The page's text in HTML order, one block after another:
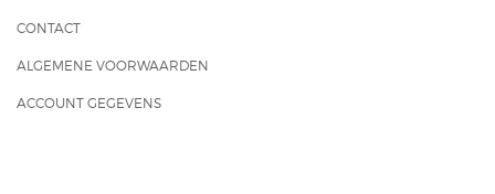
CONTACT
ALGEMENE VOORWAARDEN
ACCOUNT GEGEVENS